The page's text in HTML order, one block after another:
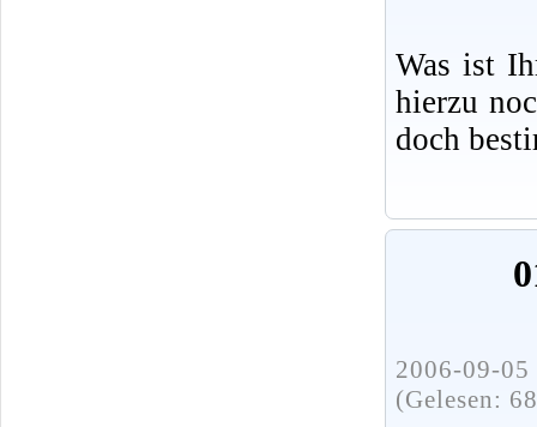
Was ist
hierzu
doch
2006-09-
(Gelesen: